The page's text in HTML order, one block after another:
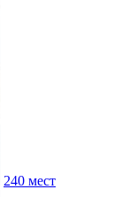
240 мест